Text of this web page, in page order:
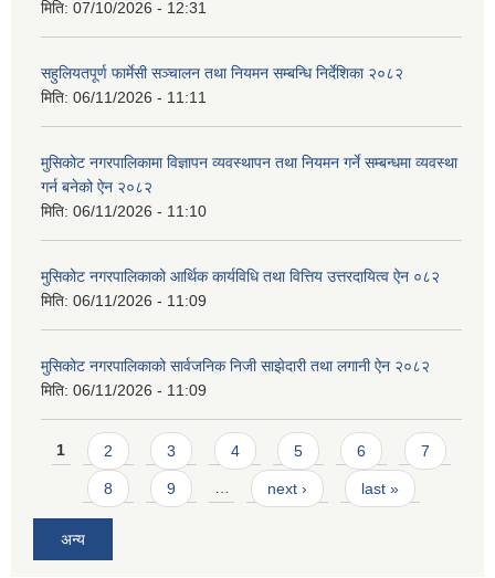
मिति: 07/10/2026 - 12:31
सहुलियतपूर्ण फार्मेसी सञ्चालन तथा नियमन सम्बन्धि निर्देशिका २०८२
मिति: 06/11/2026 - 11:11
मुसिकोट नगरपालिकामा विज्ञापन व्यवस्थापन तथा नियमन गर्ने सम्बन्धमा व्यवस्था
गर्न बनेको ऐन २०८२
मिति: 06/11/2026 - 11:10
मुसिकोट नगरपालिकाको आर्थिक कार्यविधि तथा वित्तिय उत्तरदायित्व ऐन ०८२
मिति: 06/11/2026 - 11:09
मुसिकोट नगरपालिकाको सार्वजनिक निजी साझेदारी तथा लगानी ऐन २०८२
मिति: 06/11/2026 - 11:09
Pages
1 2 3 4 5 6 7
8 9 … next › last »
अन्य